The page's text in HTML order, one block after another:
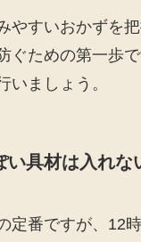
やすいおかずを
ぐための第一歩
いましょう。
い具材は入れな
定番ですが、12